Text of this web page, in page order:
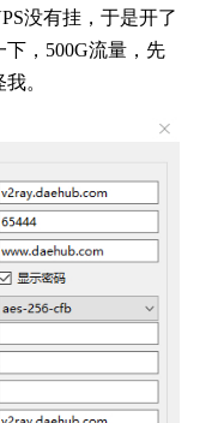
没有挂，于是开了
，500G流量，先
。